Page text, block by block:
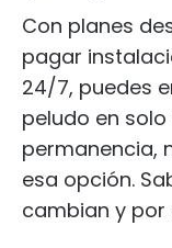
Con planes
pagar
24/7, puedes
peludo en solo
permanencia,
esa opción.
cambian y por